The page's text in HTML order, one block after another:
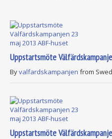
Uppstartsmöte
Byvalfardskampanjen from
Uppstartsmöte